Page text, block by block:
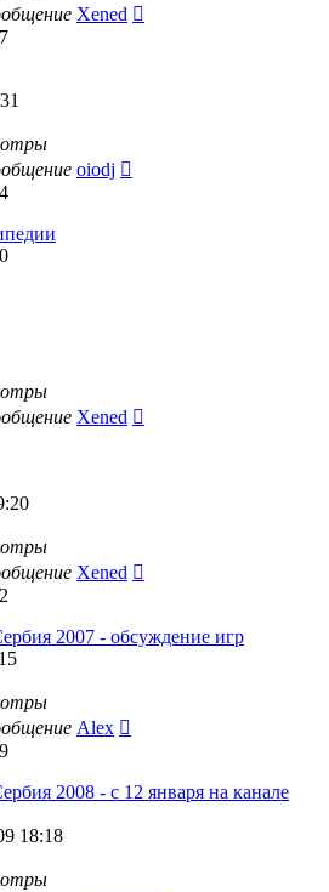
Xened
oiodj
Xened
Xened
2007 - обсуждение игр
Alex
2008 - c 12 января на канале
18:18